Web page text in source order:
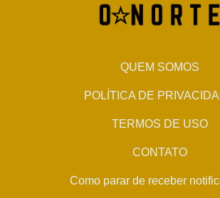
QUEM SOMOS
POLÍTICA DE
TERMOS DE USO
CONTATO
Como parar de receber